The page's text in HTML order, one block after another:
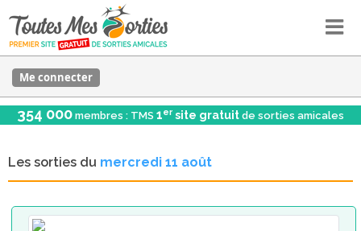
Me connecter
354 000 membres : TMS 1er site gratuit de sorties amicales
Les sorties du mercredi 11 août